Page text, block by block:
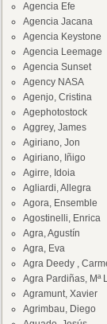
Agencia Efe
Agencia Jacana
Agencia Keystone
Agencia Leemage
Agencia Sunset
Agency NASA
Agenjo, Cristina
Agephotostock
Aggrey, James
Agiriano, Jon
Agiriano, Iñigo
Agirre, Idoia
Agliardi, Allegra
Agora, Ensemble
Agostinelli, Enrica
Agra, Agustín
Agra, Eva
Agra Deedy ,
Agra Pardiñas, Mª
Agramunt, Xavier
Agrimbau, Diego